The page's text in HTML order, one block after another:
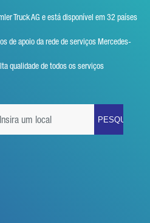
Truck AG e está disponível em 32 países
de apoio da rede de serviços Mercedes-
qualidade de todos os serviços